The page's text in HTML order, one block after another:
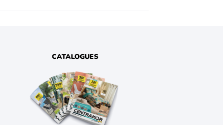
CATALOGUES